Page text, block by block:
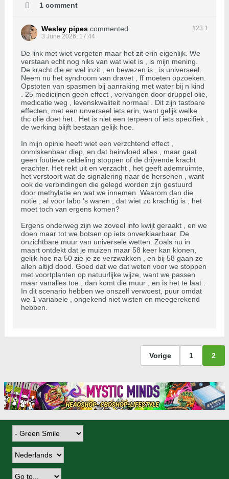
1 comment
#23.1
Wesley pipes commented
3 June 2026, 17:44
De link met wiet vergeten maar het zit erin eigenlijk. We
verstaan echt nog niks van wat wiet is , is mijn mening.
De kracht die er wel inzit , en bewezen is , is universeel.
Neem nu het syndroom van dravet , ff moeten opzoeken.
Opstoten van spasmen bij aanraking met water bij n kind
. 25 medicijnen geen effect , vervangen door druppel olie,
medicatie weg , levenskwaliteit normaal . Dit zijn tastbare
effecten, met een unverseel iets erin, want gelijk welke
thc olie doet het . Het is niet een terpeen of iets specifiek ,
de werking blijft bestaan gelijk hoe.
In mijn opinie heeft wiet een verzchtend effect ,
onmiskenbaar diep, en dat beinvloed alles , maar gaat
geen foutieve celdeling stoppen of de drijvende kracht
erachter. Het rekt uit en verzacht , het geeft ademruimte,
het verstoort wat de signalering naar de hersenen , want
ook de verbindingen die gelegd worden zijn gestuurd
door methylatie en wat we innemen. Waarom dan die
notie , al voor labo 's waren , dat wiet zo krachtig is , het
moet toch van ergens komen?
Ergens onderweg zijn we zoveel info kwijt geraakt , en we
doen maar tot we botsen op iets onverklaarbaar. De
onzichtbare muur van universele wetten. Zoals nu in
maart ontdekt dat je muizen maar 58 keer kan klonen,
gelijk hoe na 50 zie je ze verzwakken , en bij 58 gaan ze
allen altijd dood. Goed dat we dat weten voor we stoppen
met voortplanten op natuurlijke wijze, want we passen
maar vanalles toe , dan komt die muur , en is het te laat .
In dit scenario hebben we onszelf verwoest, puur omdat
we 1 variabele , ongekend niet wisten en meegerekend
hebben.
Vorige 1 2